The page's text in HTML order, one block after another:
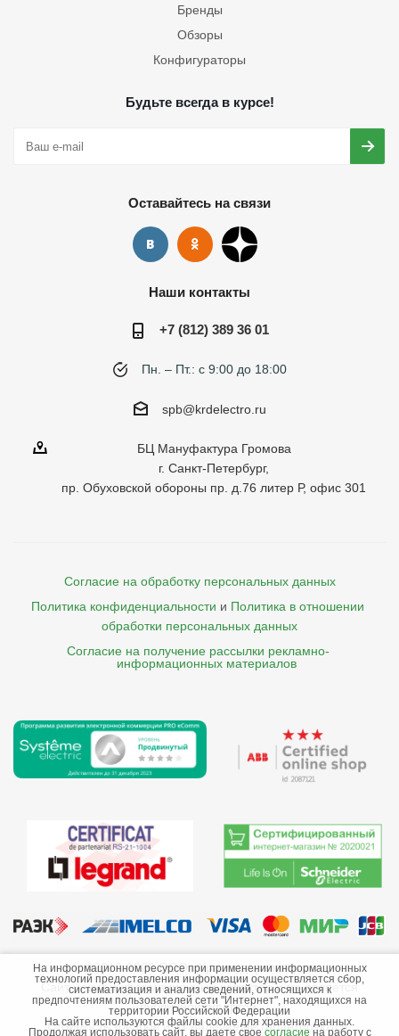
Бренды
Обзоры
Конфигураторы
Будьте всегда в курсе!
Оставайтесь на связи
Наши контакты
+7 (812) 389 36 01
Пн. – Пт.: с 9:00 до 18:00
spb@krdelectro.ru
БЦ Мануфактура Громова
г. Санкт-Петербург,
пр. Обуховской обороны пр. д.76 литер Р, офис 301
Согласие на обработку персональных данных
Политика конфиденциальности и Политика в отношении
обработки персональных данных
Согласие на получение рассылки рекламно-
    информационных материалов
©2013-2026 ООО «Краснодарэлектро»
Сайт носит информационный характер и не является
публичной офертой.
Стоимость товаров и их наличие не гарантируются.
На информационном ресурсе при применении информационных
технологий предоставления информации осуществляется сбор,
систематизация и анализ сведений, относящихся к
предпочтениям пользователей сети "Интернет", находящихся на
территории Российской Федерации
На сайте используются файлы cookie для хранения данных.
Продолжая использовать сайт, вы даете свое согласие на работу с